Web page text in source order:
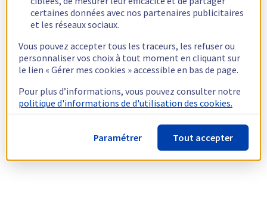
certaines données avec nos partenaires publicitaires
et les réseaux sociaux.
Vous pouvez accepter tous les traceurs, les refuser ou
personnaliser vos choix à tout moment en cliquant sur
le lien « Gérer mes cookies » accessible en bas de page.
Pour plus d’informations, vous pouvez consulter notre
politique d'informations de d'utilisation des cookies.
Paramétrer Tout accepter